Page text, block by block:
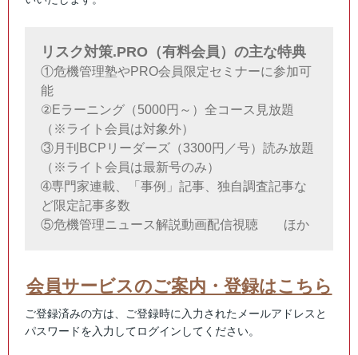
リスク対策.PRO（有料会員）の主な特典
①危機管理塾やPRO会員限定セミナーに参加可
能
②Eラーニング（5000円～）全コース見放題
（※ライト会員は対象外）
③月刊BCPリーダーズ（3300円／号）読み放題
（※ライト会員は最新号のみ）
➃専門家連載、「事例」記事、独自調査記事な
ど限定記事多数
⑤危機管理ニュース解説動画配信視聴 ほか
会員サービスのご案内・登録はこちら
ご登録済みの方は、ご登録時に入力されたメールアドレスと
パスワードを入力してログインしてください。